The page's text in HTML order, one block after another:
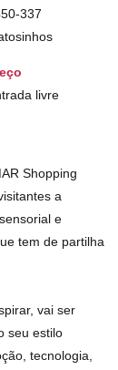
337
livre
Shopping
a
e
tem de partilha
vai ser
seu estilo
tecnologia,